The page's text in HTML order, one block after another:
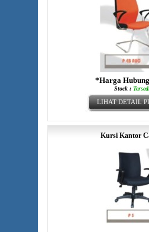
*Harga
Stock :
LIHAT DETAIL
Kursi Kantor